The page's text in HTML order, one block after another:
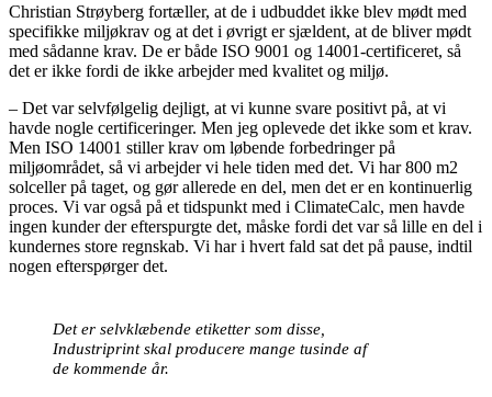
Christian Strøyberg fortæller, at de i udbuddet ikke blev mødt med
specifikke miljøkrav og at det i øvrigt er sjældent, at de bliver mødt
med sådanne krav. De er både ISO 9001 og 14001-certificeret, så
det er ikke fordi de ikke arbejder med kvalitet og miljø.
– Det var selvfølgelig dejligt, at vi kunne svare positivt på, at vi
havde nogle certificeringer. Men jeg oplevede det ikke som et krav.
Men ISO 14001 stiller krav om løbende forbedringer på
miljøområdet, så vi arbejder vi hele tiden med det. Vi har 800 m2
solceller på taget, og gør allerede en del, men det er en kontinuerlig
proces. Vi var også på et tidspunkt med i ClimateCalc, men havde
ingen kunder der efterspurgte det, måske fordi det var så lille en del i
kundernes store regnskab. Vi har i hvert fald sat det på pause, indtil
nogen efterspørger det.
Det er selvklæbende etiketter som disse,
Industriprint skal producere mange tusinde af
de kommende år.